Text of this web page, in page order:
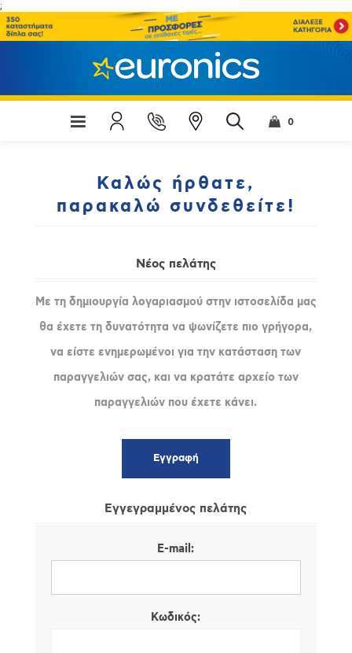
;
0
Καλώς ήρθατε,
παρακαλώ συνδεθείτε!
Νέος πελάτης
Με τη δημιουργία λογαριασμού στην ιστοσελίδα μας
θα έχετε τη δυνατότητα να ψωνίζετε πιο γρήγορα,
να είστε ενημερωμένοι για την κατάσταση των
παραγγελιών σας, και να κρατάτε αρχείο των
παραγγελιών που έχετε κάνει.
Εγγεγραμμένος πελάτης
E-mail:
Κωδικός: